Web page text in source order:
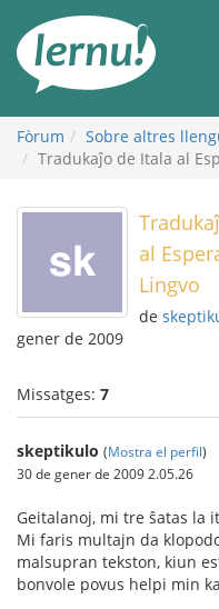
contingut
Fòrum
Sobre altres
Tradukaĵo de Itala al
al
Lingvo
de
gener de 2009
Missatges: 7
skeptikulo (Mostra el perfil)
30 de gener de 2009 2.05.26
Geitalanoj, mi tre ŝatas la
Mi faris multajn da
malsupran tekston, kiun
bonvole povus helpi min